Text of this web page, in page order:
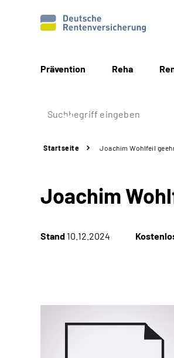
Prävention Reha
Startseite Joachim Wohlfeil
Joachim
Stand 10.12.2024